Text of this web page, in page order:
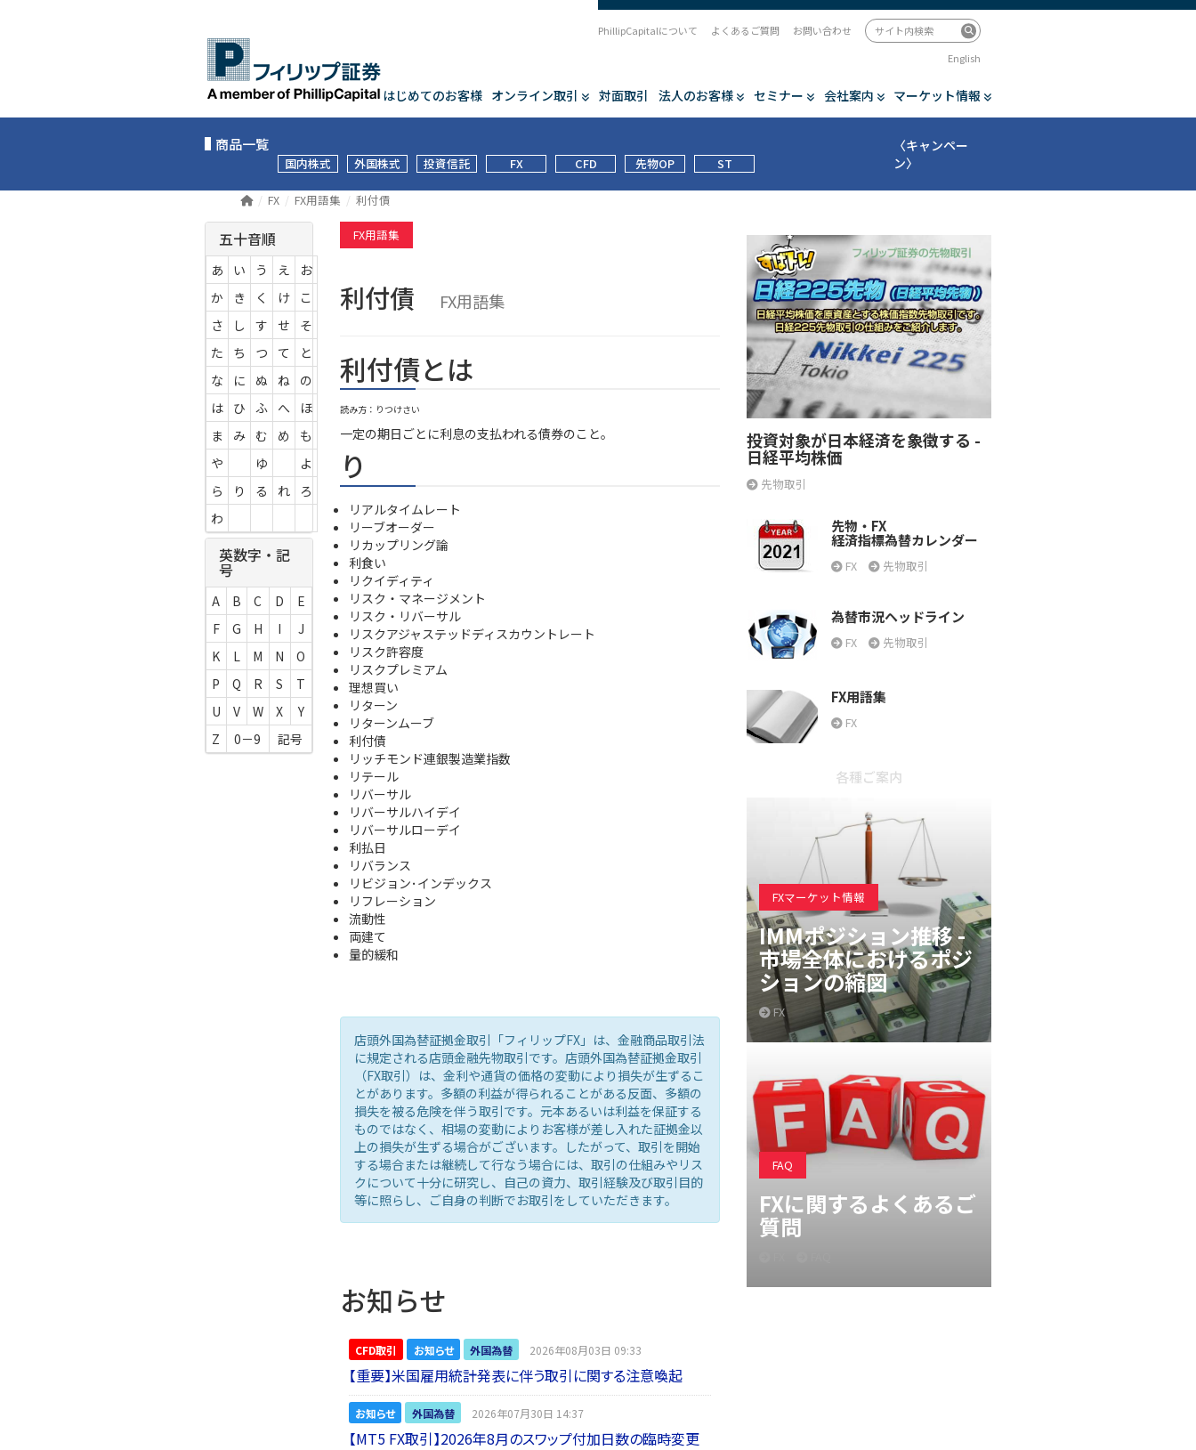
はじめてのお客様 オンライン取引 対面取引 法人のお客様 セミナー 会社案内 マーケット情報
PhillipCapitalについて よくあるご質問
お問い合わせ
English
商品一覧
国内株式 外国株式 投資信託 FX CFD 先物OP ST
〈キャンペー
ン〉
FX FX用語集 利付債
FX用語集
利付債 FX用語集
利付債とは
読み方：りつけさい
一定の期日ごとに利息の支払われる債券のこと。
り
リアルタイムレート
リーブオーダー
リカップリング論
利食い
リクイディティ
リスク・マネージメント
リスク・リバーサル
リスクアジャステッドディスカウントレート
リスク許容度
リスクプレミアム
理想買い
リターン
リターンムーブ
利付債
リッチモンド連銀製造業指数
リテール
リバーサル
リバーサルハイデイ
リバーサルローデイ
利払日
リバランス
リビジョン･インデックス
リフレーション
流動性
両建て
量的緩和
店頭外国為替証拠金取引「フィリップFX」は、金融商品取引法
に規定される店頭金融先物取引です。店頭外国為替証拠金取引
（FX取引）は、金利や通貨の価格の変動により損失が生ずるこ
とがあります。多額の利益が得られることがある反面、多額の
損失を被る危険を伴う取引です。元本あるいは利益を保証する
ものではなく、相場の変動によりお客様が差し入れた証拠金以
上の損失が生ずる場合がございます。したがって、取引を開始
する場合または継続して行なう場合には、取引の仕組みやリス
クについて十分に研究し、自己の資力、取引経験及び取引目的
等に照らし、ご自身の判断でお取引をしていただきます。
お知らせ
CFD取引 お知らせ 外国為替 2026年08月03日 09:33
【重要】米国雇用統計発表に伴う取引に関する注意喚起
お知らせ 外国為替 2026年07月30日 14:37
【MT5 FX取引】2026年8月のスワップ付加日数の臨時変更
五十音順
あ い う え
お
か
き く け
こ
さ
し す せ
そ
た
ち つ て
と
な
に ぬ ね
の
は
ひ ふ へ
ほ
ま
み む め
も
や
ゆ
よ
ら
り る れ
ろ
わ
英数字・記
号
A B C D
E
F
G H I
J
K
L M N
O
P
Q R S
T
U
V W X
Y
Z
0－9 記号
投資対象が日本経済を象徴する -
日経平均株価
先物取引
先物・FX
経済指標為替カレンダー
FX 先物取引
為替市況ヘッドライン
FX 先物取引
FX用語集
FX
各種ご案内
FXマーケット情報
IMMポジション推移 -
市場全体におけるポジ
ションの縮図
FX
FAQ
FXに関するよくあるご
質問